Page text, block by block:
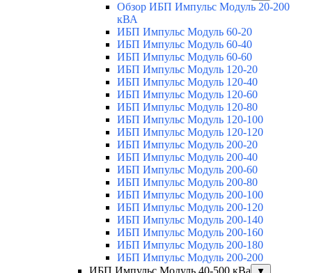
Обзор ИБП Импульс Модуль 20-200
кВА
ИБП Импульс Модуль 60-20
ИБП Импульс Модуль 60-40
ИБП Импульс Модуль 60-60
ИБП Импульс Модуль 120-20
ИБП Импульс Модуль 120-40
ИБП Импульс Модуль 120-60
ИБП Импульс Модуль 120-80
ИБП Импульс Модуль 120-100
ИБП Импульс Модуль 120-120
ИБП Импульс Модуль 200-20
ИБП Импульс Модуль 200-40
ИБП Импульс Модуль 200-60
ИБП Импульс Модуль 200-80
ИБП Импульс Модуль 200-100
ИБП Импульс Модуль 200-120
ИБП Импульс Модуль 200-140
ИБП Импульс Модуль 200-160
ИБП Импульс Модуль 200-180
ИБП Импульс Модуль 200-200